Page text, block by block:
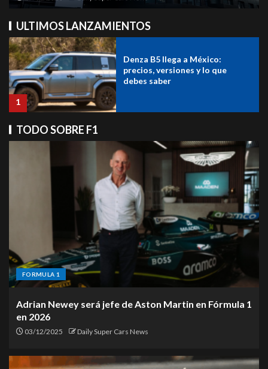
ULTIMOS LANZAMIENTOS
1
Denza B5 llega a México:
precios, versiones y lo que
2
Jetour T1 i-DM 2026 llega a
México: un híbrido enchufable
con gran autonomía y enfoque
tecnológico
4
Nissan Pathfinder 2026: nueva
imagen, más tecnología y
llegada confirmada a México
todoterreno eléctrico hecho en
TODO SOBRE F1
FORMULA 1
Adrian Newey será jefe de Aston Martin en Fórmula 1
en 2026
03/12/2025 Daily Super Cars News